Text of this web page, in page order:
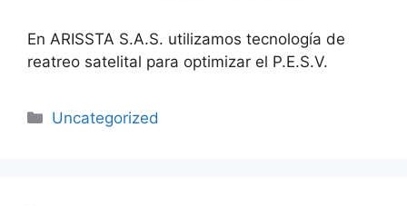
En ARISSTA S.A.S. utilizamos tecnología de
reatreo satelital para optimizar el P.E.S.V.
Categorías
Uncategorized